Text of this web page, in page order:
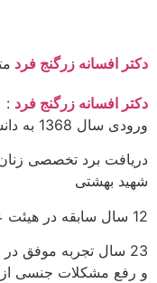
دکتر افسانه زرگنج فرد
دکتر افسانه زرگنج فرد :
ورودی سال 1368 به دانشگاه علوم پزشکی شهید بهشتی تهران
شهید بهشتی
12 سال سابقه در هیئت علمی در دانشگاه علوم پزشکی اراک
23 سال تجربه موفق
و رفع مشکلات جنسی